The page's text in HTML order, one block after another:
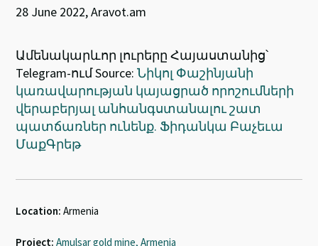
28 June 2022, Aravot.am
Ամենակարևոր լուրերը Հայաստանից՝
Telegram-ում Source:Նիկոլ Փաշինյանի
կառավարության կայացրած որոշումների
վերաբերյալ անհանգստանալու շատ
պատճառներ ունենք. Ֆիդանկա Բաչեւա
ՄաքԳրեթ
Location: Armenia
Project: Amulsar gold mine, Armenia